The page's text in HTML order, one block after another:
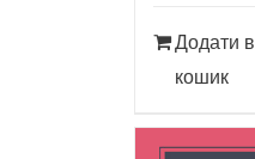
Додати в
кошик